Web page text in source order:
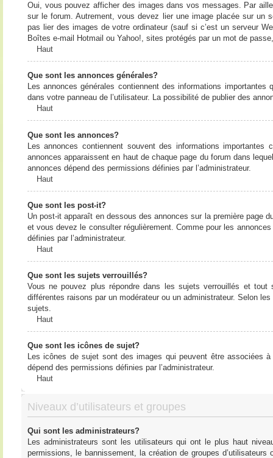
Oui, vous pouvez afficher des images dans vos messages. Par
sur le forum. Autrement, vous devez lier une image placée sur un
pas lier des images de votre ordinateur (sauf si c’est un serveur
Boîtes e-mail Hotmail ou Yahoo!, sites protégés par un mot de
Haut
Que sont les annonces générales?
Les annonces générales contiennent des informations
dans votre panneau de l’utilisateur. La possibilité de publier des
Haut
Que sont les annonces?
Les annonces contiennent souvent des informations
annonces apparaissent en haut de chaque page du forum dans
annonces dépend des permissions définies par l’administrateur.
Haut
Que sont les post-it?
Un post-it apparaît en dessous des annonces sur la première page
et vous devez le consulter régulièrement. Comme pour les
définies par l’administrateur.
Haut
Que sont les sujets verrouillés?
Vous ne pouvez plus répondre dans les sujets verrouillés et
différentes raisons par un modérateur ou un administrateur. Selon
sujets.
Haut
Que sont les icônes de sujet?
Les icônes de sujet sont des images qui peuvent être associées
dépend des permissions définies par l’administrateur.
Haut
Niveaux d’utilisateurs et groupes
Qui sont les administrateurs?
Les administrateurs sont les utilisateurs qui ont le plus haut
permissions, le bannissement, la création de groupes